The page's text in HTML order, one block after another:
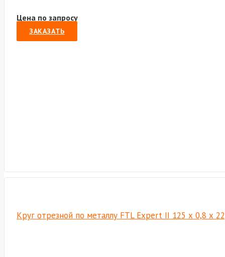
Цена по запросу
ЗАКАЗАТЬ
Круг отрезной по металлу FTL Expert II 125 х 0,8 х